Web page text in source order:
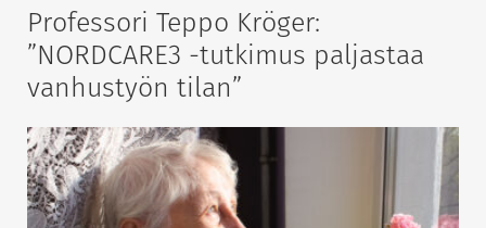
Professori Teppo Kröger:
”NORDCARE3 -tutkimus paljastaa
vanhustyön tilan”